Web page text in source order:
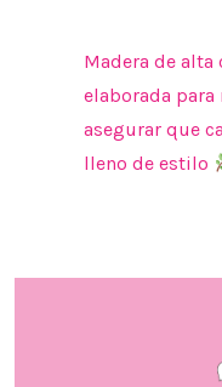
Madera de
elaborada
asegurar que
lleno de estilo